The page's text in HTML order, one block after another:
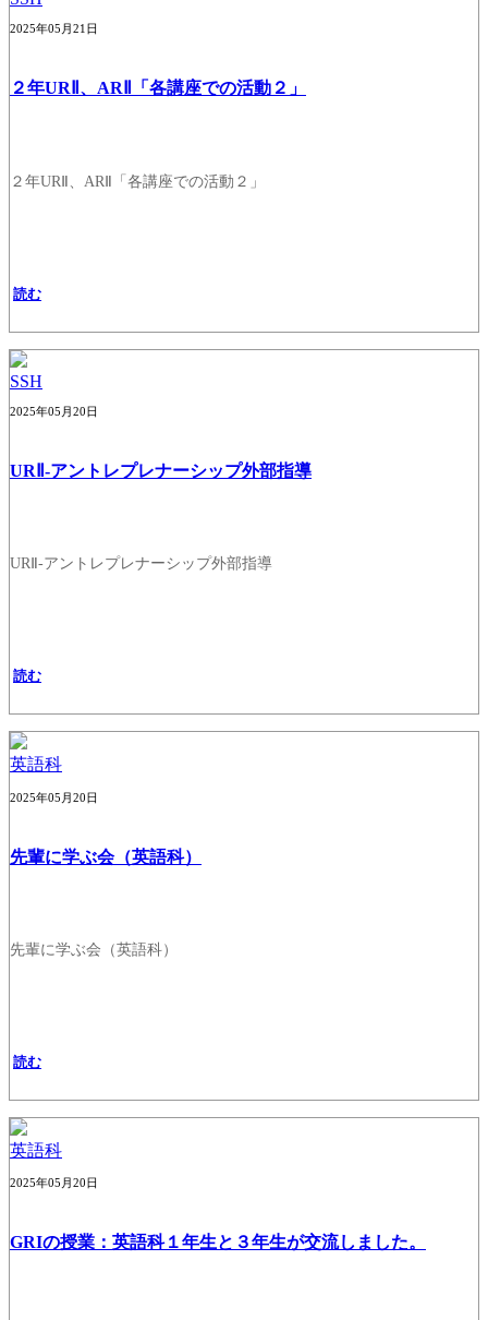
2025年05月21日
２年URⅡ、ARⅡ「各講座での活動２」
２年URⅡ、ARⅡ「各講座での活動２」
読む
SSH
2025年05月20日
URⅡ-アントレプレナーシップ外部指導
URⅡ-アントレプレナーシップ外部指導
読む
英語科
2025年05月20日
先輩に学ぶ会（英語科）
先輩に学ぶ会（英語科）
読む
英語科
2025年05月20日
GRIの授業：英語科１年生と３年生が交流しました。